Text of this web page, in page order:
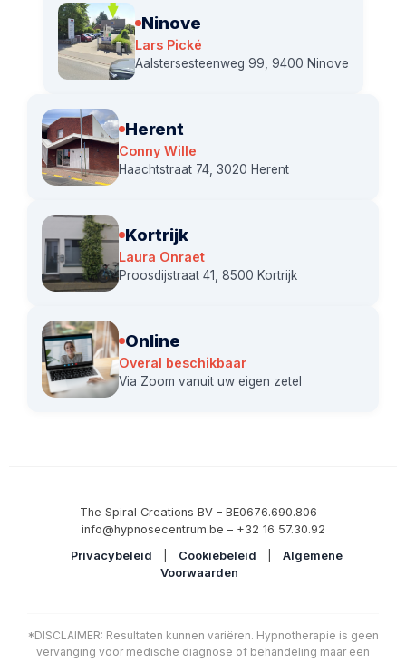
Ninove
Lars Pické
Aalstersesteenweg 99, 9400 Ninove
Herent
Conny Wille
Haachtstraat 74, 3020 Herent
Kortrijk
Laura Onraet
Proosdijstraat 41, 8500 Kortrijk
Online
Overal beschikbaar
Via Zoom vanuit uw eigen zetel
The Spiral Creations BV – BE0676.690.806 –
info@hypnosecentrum.be – +32 16 57.30.92
Privacybeleid
Cookiebeleid
Algemene
Voorwaarden
*DISCLAIMER: Resultaten kunnen variëren. Hypnotherapie is geen
vervanging voor medische diagnose of behandeling maar een